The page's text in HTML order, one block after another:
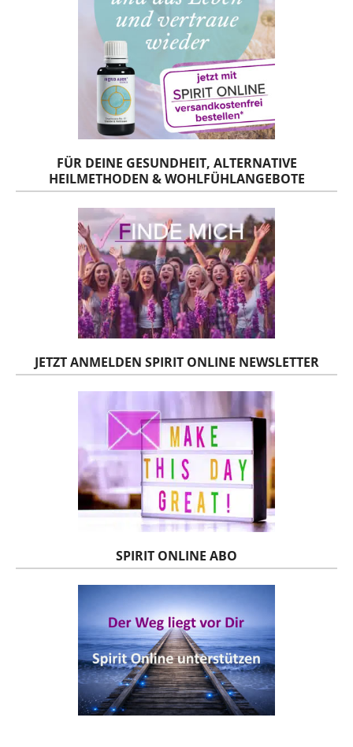
FÜR DEINE GESUNDHEIT, ALTERNATIVE
HEILMETHODEN & WOHLFÜHLANGEBOTE
JETZT ANMELDEN SPIRIT ONLINE NEWSLETTER
SPIRIT ONLINE ABO